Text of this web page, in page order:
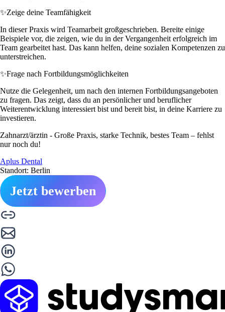
✨Zeige deine Teamfähigkeit
In dieser Praxis wird Teamarbeit großgeschrieben. Bereite einige
Beispiele vor, die zeigen, wie du in der Vergangenheit erfolgreich im
Team gearbeitet hast. Das kann helfen, deine sozialen Kompetenzen zu
unterstreichen.
✨Frage nach Fortbildungsmöglichkeiten
Nutze die Gelegenheit, um nach den internen Fortbildungsangeboten
zu fragen. Das zeigt, dass du an persönlicher und beruflicher
Weiterentwicklung interessiert bist und bereit bist, in deine Karriere zu
investieren.
Zahnarzt/ärztin - Große Praxis, starke Technik, bestes Team – fehlst
nur noch du!
Aplus Dental
Standort: Berlin
Jetzt bewerben